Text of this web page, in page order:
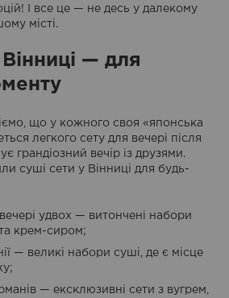
І все це — не десь у далекому
місті.
— для
що у кожного своя «японська
легкого сету для вечері після
грандіозний вечір із друзями.
суші сети у Вінниці для будь-
удвох — витончені набори
крем-сиром;
— великі набори суші, де є місце
— ексклюзивні сети з вугрем,